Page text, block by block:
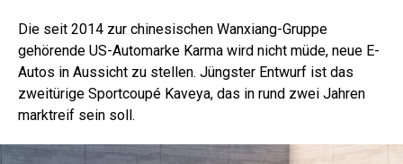
Die seit 2014 zur chinesischen Wanxiang-Gruppe
gehörende US-Automarke Karma wird nicht müde, neue E-
Autos in Aussicht zu stellen. Jüngster Entwurf ist das
zweitürige Sportcoupé Kaveya, das in rund zwei Jahren
marktreif sein soll.